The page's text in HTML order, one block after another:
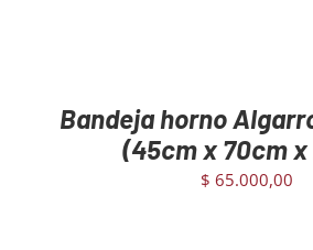
Bandeja horno
(45cm x 70cm
$ 65.000,00